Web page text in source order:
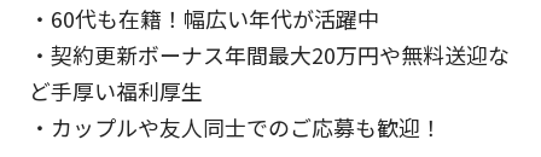
・60代も在籍！幅広い年代が活躍中
・契約更新ボーナス年間最大20万円や無料送迎な
ど手厚い福利厚生
・カップルや友人同士でのご応募も歓迎！